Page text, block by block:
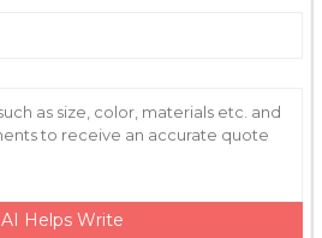
AI Helps Write